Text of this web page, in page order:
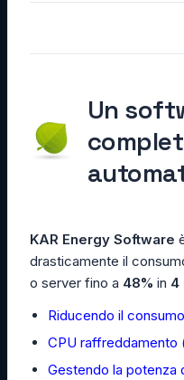
Un
KAR Energy Software
drasticamente il
o server fino a 48% in 4
Riducendo il
CPU raffreddamento
Gestendo la potenza